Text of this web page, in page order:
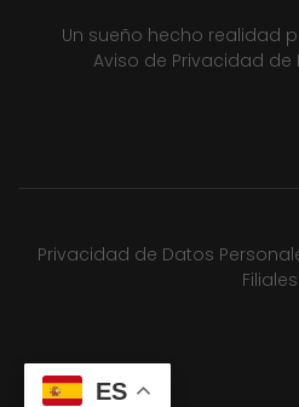
Un sueño hecho realidad
Aviso de Privacidad de
Privacidad de Datos
Filiales.
ES